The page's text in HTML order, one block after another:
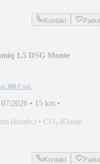
Kontakt
1,5 DSG Monte
306 € mtl.
2026 • 15 km •
(komb.) • CO₂-Klasse
Kontakt